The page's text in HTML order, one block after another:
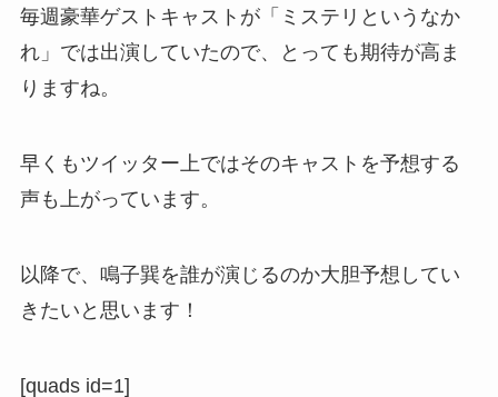
毎週豪華ゲストキャストが「ミステリというなか
れ」では出演していたので、とっても期待が高ま
りますね。
早くもツイッター上ではそのキャストを予想する
声も上がっています。
以降で、鳴子巽を誰が演じるのか大胆予想してい
きたいと思います！
[quads id=1]